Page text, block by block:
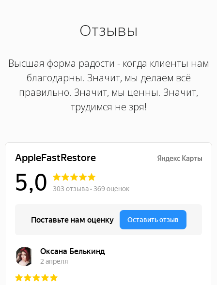
Отзывы
Высшая форма радости - когда клиенты нам
благодарны. Значит, мы делаем всё
правильно. Значит, мы ценны. Значит,
трудимся не зря!